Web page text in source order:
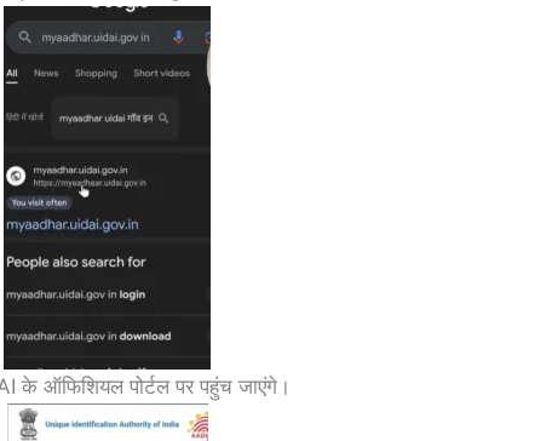
ऑफिशियल पोर्टल पर पहुंच जाएंगे।